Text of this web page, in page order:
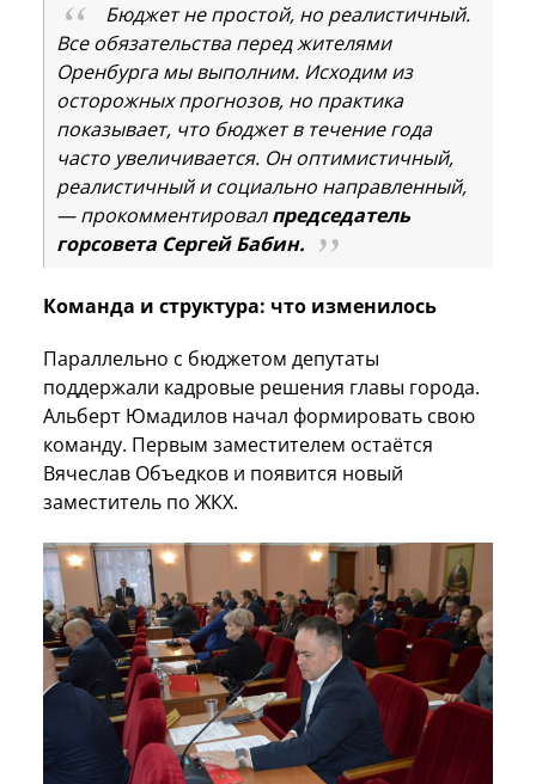
Бюджет не простой, но реалистичный.
Все обязательства перед жителями
Оренбурга мы выполним. Исходим из
осторожных прогнозов, но практика
показывает, что бюджет в течение года
часто увеличивается. Он оптимистичный,
реалистичный и социально направленный,
— прокомментировалпредседатель
горсовета Сергей Бабин.
Команда и структура: что изменилось
Параллельно с бюджетом депутаты
поддержали кадровые решения главы города.
Альберт Юмадилов начал формировать свою
команду. Первым заместителем остаётся
Вячеслав Объедков и появится новый
заместитель по ЖКХ.